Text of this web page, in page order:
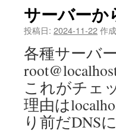
サーバー
投稿日: 2024-11-22作
各種サーバ
これがチェ
理由は
り前だDNS